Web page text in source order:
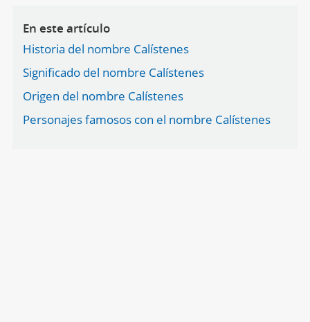
En este artículo
Historia del nombre Calístenes
Significado del nombre Calístenes
Origen del nombre Calístenes
Personajes famosos con el nombre Calístenes